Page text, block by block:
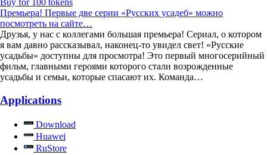
Buy for 100 tokens
Премьера! Первые две серии «Русских усадеб» можно
посмотреть на сайте…
Друзья, у нас с коллегами большая премьера! Сериал, о котором
я вам давно рассказывал, наконец-то увидел свет! «Русские
усадьбы» доступны для просмотра! Это первый многосерийный
фильм, главными героями которого стали возрожденные
усадьбы и семьи, которые спасают их. Команда…
Applications
Download
Huawei
RuStore